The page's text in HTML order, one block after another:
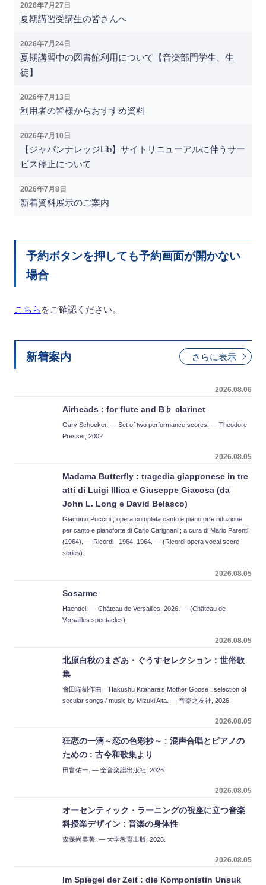
2026年7月27日
夏期講習受講生の皆さんへ
2026年7月24日
夏期講習中の図書館利用について【音楽部門学生、生
徒】
2026年7月13日
利用者の皆様からおすすめ資料
2026年7月10日
【ジャパンナレッジLib】サイトリニューアルに伴うサー
ビス停止について
2026年7月8日
新着資料展示のご案内
予約ボタンを押しても予約画面が開かない
場合
こちら をご確認ください。
新着案内 さらに表示
2026.08.06
Airheads : for flute and B♭ clarinet
Gary Schocker. — Set of two performance scores. — Theodore
Presser, 2002.
2026.08.05
Madama Butterfly : tragedia giapponese in tre
atti di Luigi Illica e Giuseppe Giacosa (da
John L. Long e David Belasco)
Giacomo Puccini ; opera completa canto e pianoforte riduzione
per canto e pianoforte di Carlo Carignani ; a cura di Mario Parenti
(1964). — Ricordi , 1964, 1964. — (Ricordi opera vocal score
series).
2026.08.05
Sosarme
Haendel. — Château de Versailles, 2026. — (Château de
Versailles spectacles).
2026.08.05
北原白秋のまざあ・ぐうすセレクション : 世俗歌
集
會田瑞樹作曲 = Hakushū Kitahara’s Mother Goose : selection of
secular songs / music by Mizuki Aita. — 音楽之友社, 2026.
2026.08.05
狂恋の一滴～恋の色彩抄～ : 混声合唱とピアノの
ための : 古今和歌集より
田畠佑一. — 全音楽譜出版社, 2026.
2026.08.05
オーセンティック・ラーニングの視座に立つ音楽
科授業デザイン : 音楽の身体性
森保尚美著. — 大学教育出版, 2026.
2026.08.05
Im Spiegel der Zeit : die Komponistin Unsuk